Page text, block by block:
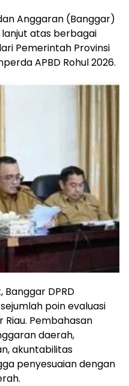
Anggaran (Banggar)
atas berbagai
Pemerintah Provinsi
APBD Rohul 2026.
DPRD
poin evaluasi
Pembahasan
daerah,
akuntabilitas
penyesuaian dengan